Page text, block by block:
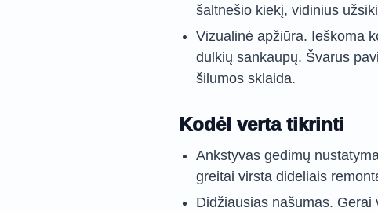
šaltnešio kiekį, vidinius
Vizualinė apžiūra. Ieškoma
dulkių sankaupų. Švarus
šilumos sklaida.
Kodėl verta tikrinti
Ankstyvas gedimų
greitai virsta dideliais
Didžiausias našumas.